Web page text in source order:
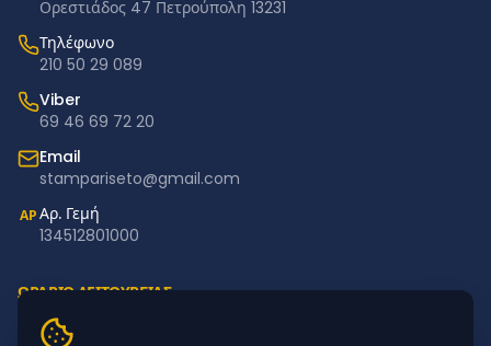
Ορεστιάδος 47 Πετρούπολη 13231
Τηλέφωνο
210 50 29 089
Viber
69 46 69 72 20
Email
stampariseto@gmail.com
ΑΡΑρ. Γεμή
134512801000
ΩΡΑΡΙΟ ΛΕΙΤΟΥΡΓΙΑΣ
Δευτέρα – Παρασκευή: 11:00–18:00